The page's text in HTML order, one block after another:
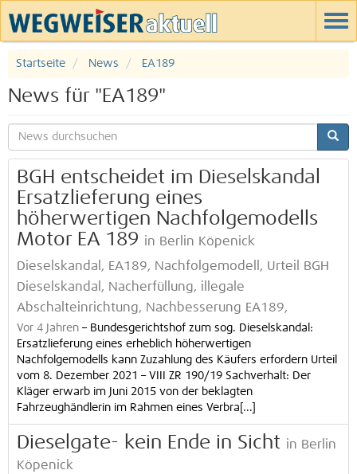
Startseite News EA189
News für "EA189"
BGH entscheidet im Dieselskandal
Ersatzlieferung eines
höherwertigen Nachfolgemodells
Motor EA 189 in Berlin Köpenick
Dieselskandal, EA189, Nachfolgemodell, Urteil BGH
Dieselskandal, Nacherfüllung, illegale
Abschalteinrichtung, Nachbesserung EA189,
Vor 4 Jahren – Bundesgerichtshof zum sog. Dieselskandal:
Ersatzlieferung eines erheblich höherwertigen
Nachfolgemodells kann Zuzahlung des Käufers erfordern Urteil
vom 8. Dezember 2021 – VIII ZR 190/19 Sachverhalt: Der
Kläger erwarb im Juni 2015 von der beklagten
Fahrzeughändlerin im Rahmen eines Verbra[...]
Dieselgate- kein Ende in Sicht in Berlin
Köpenick